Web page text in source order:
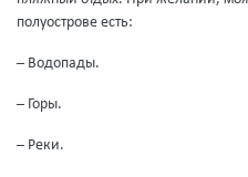
полуострове есть:
– Водопады.
– Горы.
– Реки.